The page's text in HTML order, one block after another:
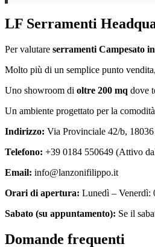
LF Serramenti
Per valutare serramenti Campesato
Molto più di un semplice punto
Uno showroom di oltre 200 mq dove
Un ambiente progettato per la
Indirizzo: Via Provinciale 42/b,
Telefono: +39 0184 550649 (Attivo
Email: info@lanzonifilippo.it
Orari di apertura: Lunedì – Venerdì:
Sabato (su appuntamento): Se il
Domande frequenti